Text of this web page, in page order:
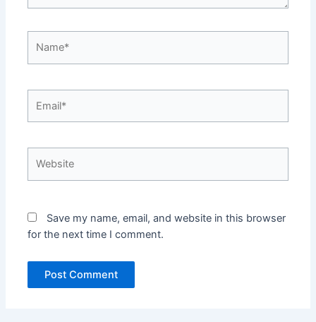
Save my name, email, and website in this browser
for the next time I comment.